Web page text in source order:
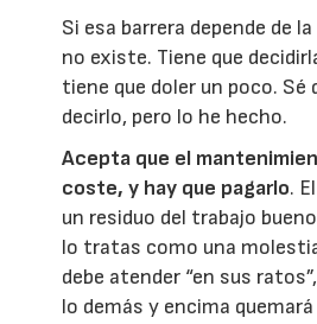
Si esa barrera depende de
no existe. Tiene que
tiene que doler un poco. Sé
decirlo, pero lo he hecho.
Acepta que el
coste, y hay que pagarlo.
un residuo del trabajo
lo tratas como una
debe atender “en sus
lo demás y encima quemará